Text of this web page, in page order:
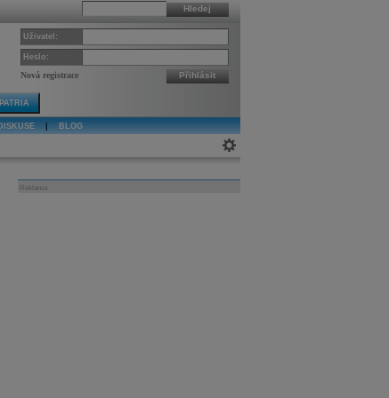
Hledej
Uživatel:
Heslo:
Nová registrace Přihlásit
DISKUSE BLOG
Reklama